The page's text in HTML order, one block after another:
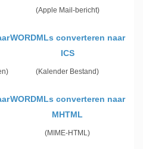
(Apple Mail-bericht)
WORDMLs converteren naar
ICS
(Kalender Bestand)
WORDMLs converteren naar
MHTML
(MIME-HTML)